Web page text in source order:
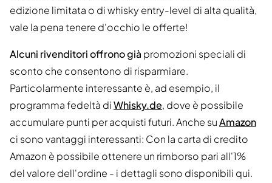
edizione limitata o di whisky entry-level di alta qualità,
vale la pena tenere d'occhio le offerte!
Alcuni rivenditori offrono già promozioni speciali di
sconto che consentono di risparmiare.
Particolarmente interessante è, ad esempio, il
programma fedeltà diWhisky.de, dove è possibile
accumulare punti per acquisti futuri. Anche suAmazon
ci sono vantaggi interessanti: Con la carta di credito
Amazon è possibile ottenere un rimborso pari all'1%
del valore dell'ordine - i dettagli sono disponibili qui.